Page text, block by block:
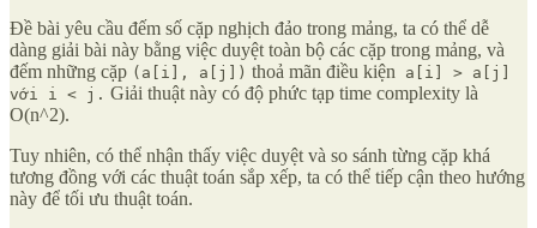
Đề bài yêu cầu đếm số cặp nghịch đảo trong mảng, ta có thể dễ
dàng giải bài này bằng việc duyệt toàn bộ các cặp trong mảng, và
đếm những cặp (a[i], a[j]) thoả mãn điều kiện a[i] > a[j]
với i < j. Giải thuật này có độ phức tạp time complexity là
O(n^2).
Tuy nhiên, có thể nhận thấy việc duyệt và so sánh từng cặp khá
tương đồng với các thuật toán sắp xếp, ta có thể tiếp cận theo hướng
này để tối ưu thuật toán.